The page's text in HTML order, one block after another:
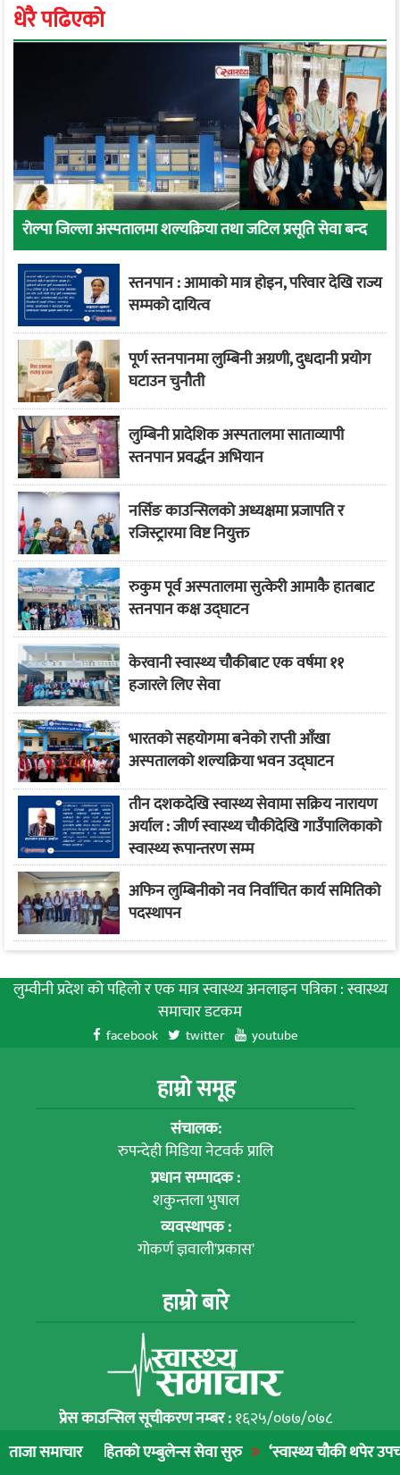
ताजा समाचारएम्बुलेन्स सेवा सुरु ‘स्वास्थ्य चौकी थपेर उपचार गर्नुभन्दा
धेरै पढिएको
रोल्पा जिल्ला अस्पतालमा शल्यक्रिया तथा जटिल प्रसूति सेवा बन्द
स्तनपान : आमाको मात्र होइन, परिवार देखि राज्य
सम्मको दायित्व
पूर्ण स्तनपानमा लुम्बिनी अग्रणी, दुधदानी प्रयोग
घटाउन चुनौती
लुम्बिनी प्रादेशिक अस्पतालमा साताव्यापी
स्तनपान प्रवर्द्धन अभियान
नर्सिङ काउन्सिलको अध्यक्षमा प्रजापति र
रजिस्ट्रारमा विष्ट नियुक्त
रुकुम पूर्व अस्पतालमा सुत्केरी आमाकै हातबाट
स्तनपान कक्ष उद्घाटन
केरवानी स्वास्थ्य चौकीबाट एक वर्षमा ११
हजारले लिए सेवा
भारतको सहयोगमा बनेको राप्ती आँखा
अस्पतालको शल्यक्रिया भवन उद्घाटन
तीन दशकदेखि स्वास्थ्य सेवामा सक्रिय नारायण
अर्याल : जीर्ण स्वास्थ्य चौकीदेखि गाउँपालिकाको
स्वास्थ्य रूपान्तरण सम्म
अफिन लुम्बिनीको नव निर्वाचित कार्य समितिको
पदस्थापन
लुम्वीनी प्रदेश को पहिलाे र एक मात्र स्वास्थ्य अनलाइन पत्रिका : स्वास्थ्य
समाचार डटकम
facebook twitter youtube
हाम्रो समूह
संचालक:
रुपन्देही मिडिया नेटवर्क प्रालि
प्रधान सम्पादक :
शकुन्तला भुषाल
व्यवस्थापक :
गोकर्ण ज्ञवाली'प्रकास'
हाम्रो बारे
प्रेस काउन्सिल सूचीकरण नम्बर :१६२५/०७७/०७८
सूचना विभाग दर्ता नम्बर :२७०७/०७७/०७८